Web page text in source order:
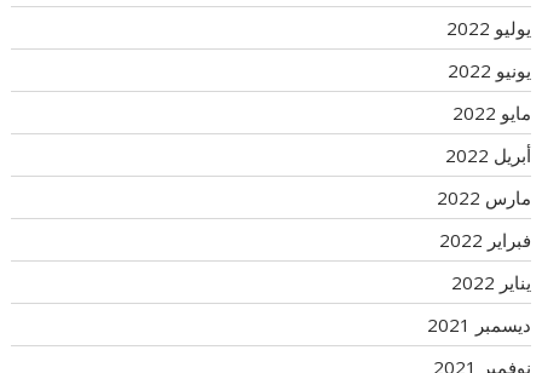
يوليو 2022
يونيو 2022
مايو 2022
أبريل 2022
مارس 2022
فبراير 2022
يناير 2022
ديسمبر 2021
نوفمبر 2021